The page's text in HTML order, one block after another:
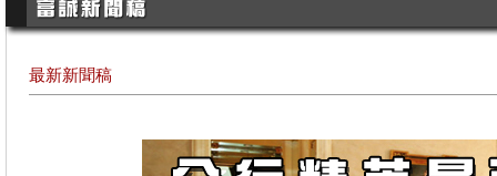
最新新聞稿